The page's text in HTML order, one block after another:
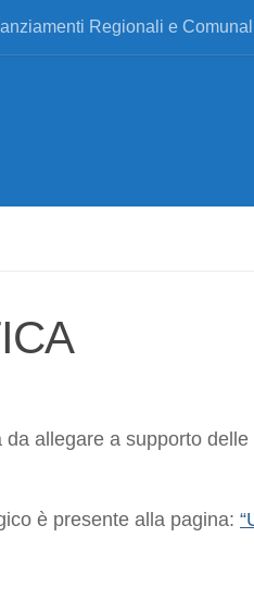
Regionali e
allegare a supporto delle
è presente alla pagina: